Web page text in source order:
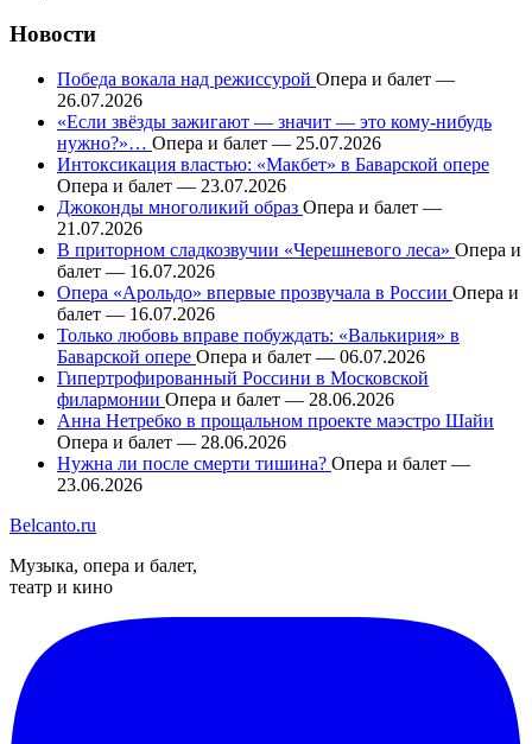
Новости
Победа вокала над режиссурой Опера и балет —
26.07.2026
«Если звёзды зажигают — значит — это кому-нибудь
нужно?»… Опера и балет — 25.07.2026
Интоксикация властью: «Макбет» в Баварской опере
Опера и балет — 23.07.2026
Джоконды многоликий образ Опера и балет —
21.07.2026
В приторном сладкозвучии «Черешневого леса» Опера и
балет — 16.07.2026
Опера «Арольдо» впервые прозвучала в России Опера и
балет — 16.07.2026
Только любовь вправе побуждать: «Валькирия» в
Баварской опере Опера и балет — 06.07.2026
Гипертрофированный Россини в Московской
филармонии Опера и балет — 28.06.2026
Анна Нетребко в прощальном проекте маэстро Шайи
Опера и балет — 28.06.2026
Нужна ли после смерти тишина? Опера и балет —
23.06.2026
Belcanto.ru
Музыка, опера и балет,
театр и кино